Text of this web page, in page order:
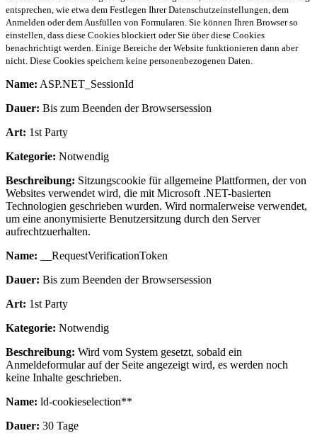
entsprechen, wie etwa dem Festlegen Ihrer Datenschutzeinstellungen, dem
Anmelden oder dem Ausfüllen von Formularen. Sie können Ihren Browser so
einstellen, dass diese Cookies blockiert oder Sie über diese Cookies
benachrichtigt werden. Einige Bereiche der Website funktionieren dann aber
nicht. Diese Cookies speichern keine personenbezogenen Daten.
Name: ASP.NET_SessionId
Dauer: Bis zum Beenden der Browsersession
Art: 1st Party
Kategorie: Notwendig
Beschreibung: Sitzungscookie für allgemeine Plattformen, der von
Websites verwendet wird, die mit Microsoft .NET-basierten
Technologien geschrieben wurden. Wird normalerweise verwendet,
um eine anonymisierte Benutzersitzung durch den Server
aufrechtzuerhalten.
Name: __RequestVerificationToken
Dauer: Bis zum Beenden der Browsersession
Art: 1st Party
Kategorie: Notwendig
Beschreibung: Wird vom System gesetzt, sobald ein
Anmeldeformular auf der Seite angezeigt wird, es werden noch
keine Inhalte geschrieben.
Name: ld-cookieselection**
Dauer: 30 Tage